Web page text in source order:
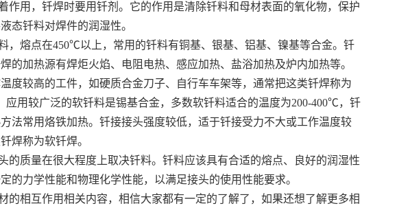
作用，钎焊时要用钎剂。它的作用是清除钎料和母材表面的氧化物，保护
态钎料对焊件的润湿性。
，熔点在450℃以上，常用的钎料有铜基、银基、铝基、镍基等合金。钎
的加热源有焊炬火焰、电阻电热、感应加热、盐浴加热及炉内加热等。
度较高的工件，如硬质合金刀子、自行车车架等，通常把这类钎焊称为
用较广泛的软钎料是锡基合金，多数软钎料适合的温度为200-400℃，钎
法常用烙铁加热。钎接接头强度较低，适于钎接受力不大或工作温度较
焊称为软钎焊。
的质量在很大程度上取决钎料。钎料应该具有合适的熔点、良好的润湿性
的力学性能和物理化学性能，以满足接头的使用性能要求。
的相互作用相关内容，相信大家都有一定的了解了，如果还想了解更多相